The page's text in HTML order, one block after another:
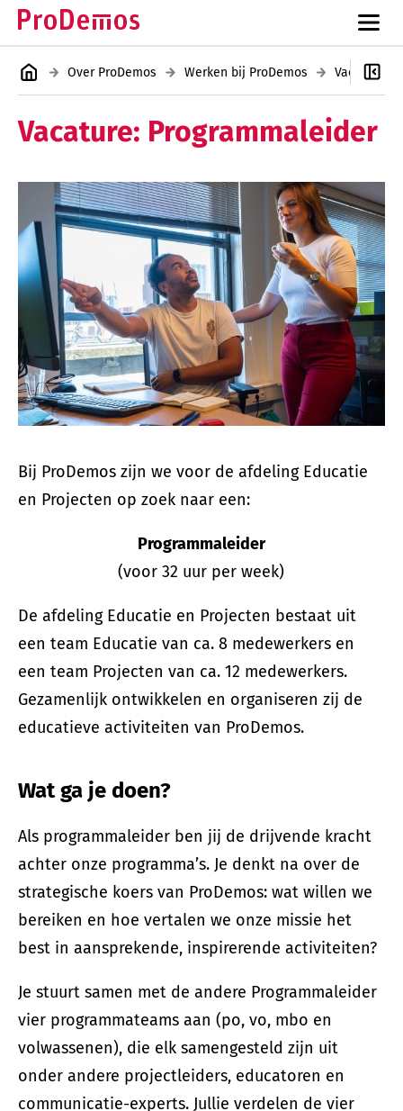
Over ProDemos Werken bij ProDemos Vacatures
Vacature: Programmaleider
Bij ProDemos zijn we voor de afdeling Educatie
en Projecten op zoek naar een:
Programmaleider
(voor 32 uur per week)
De afdeling Educatie en Projecten bestaat uit
een team Educatie van ca. 8 medewerkers en
een team Projecten van ca. 12 medewerkers.
Gezamenlijk ontwikkelen en organiseren zij de
educatieve activiteiten van ProDemos.
Wat ga je doen?
Als programmaleider ben jij de drijvende kracht
achter onze programma’s. Je denkt na over de
strategische koers van ProDemos: wat willen we
bereiken en hoe vertalen we onze missie het
best in aansprekende, inspirerende activiteiten?
Je stuurt samen met de andere Programmaleider
vier programmateams aan (po, vo, mbo en
volwassenen), die elk samengesteld zijn uit
onder andere projectleiders, educatoren en
communicatie-experts. Jullie verdelen de vier